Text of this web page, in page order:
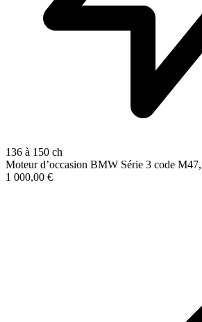
136 à 150 ch
Moteur d’occasion BMW Série 3 code
1 000,00 €